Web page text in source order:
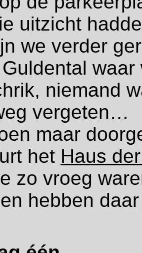
uitzicht
we verder
niemand
vergeten…
maar
het Haus
zo vroeg
hebben